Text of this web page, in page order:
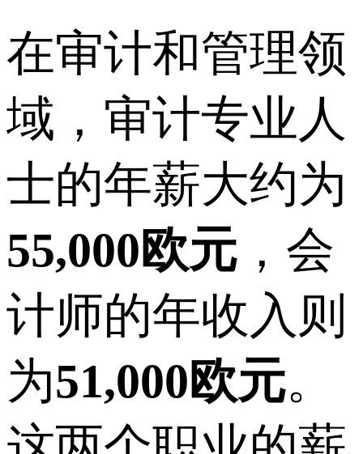
在审计和管理领
域，审计专业人
士的年薪大约为
55,000欧元 ，会
计师的年收入则
为51,000欧元。